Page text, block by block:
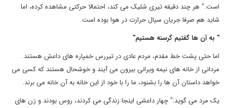
است." هر چند دقیقه تیری شلیک می کند، احتمالا حرکتی مشاهده کرده، اما
شاید هم صرفا جریان سیال حرارت در هوا بوده است.
" به آن ها گفتیم گرسنه هستیم"
اما حتی پشت خط مقدم، مردم عادی در تیررس خمپاره های داعش هستند.
مردانی از خانه های نیمه ویرانی بیرون می آیند و خوشحال هستند که کسی می
خواهد داستان آن ها را بشنود، ما را با خود از این خانه به آن خانه می برند.
یک مرد می گوید:" چهار داعشی اینجا زندگی می کردند، روس بودند و زن های